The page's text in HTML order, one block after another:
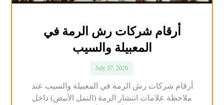
أرقام شركات رش الرمة في
المعبيلة والسيب
July 27, 2026
أرقام شركات رش الرمة في المعبيلة والسيب عند
ملاحظة علامات انتشار الرمة (النمل الأبيض) داخل